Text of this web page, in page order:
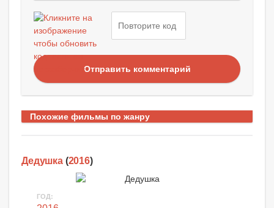
Отправить комментарий
Похожие фильмы по жанру
Дедушка(2016)
ГОД: